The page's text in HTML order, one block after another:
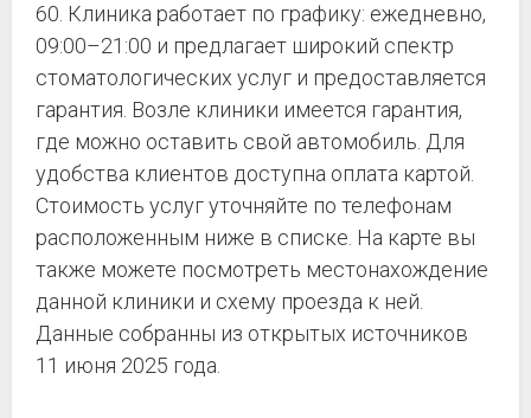
60. Клиника работает по графику: ежедневно,
09:00–21:00 и предлагает широкий спектр
стоматологических услуг и предоставляется
гарантия. Возле клиники имеется гарантия,
где можно оставить свой автомобиль. Для
удобства клиентов доступна оплата картой.
Стоимость услуг уточняйте по телефонам
расположенным ниже в списке. На карте вы
также можете посмотреть местонахождение
данной клиники и схему проезда к ней.
Данные собранны из открытых источников
11 июня 2025 года.